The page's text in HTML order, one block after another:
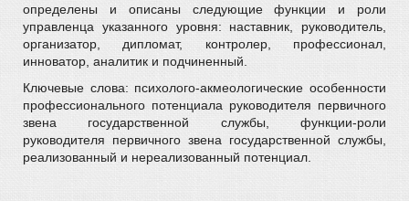
определены и описаны следующие функции и роли
управленца указанного уровня: наставник, руководитель,
организатор, дипломат, контролер, профессионал,
инноватор, аналитик и подчиненный.
Ключевые слова: психолого-акмеологические особенности
профессионального потенциала руководителя первичного
звена государственной службы, функции-роли
руководителя первичного звена государственной службы,
реализованный и нереализованный потенциал.